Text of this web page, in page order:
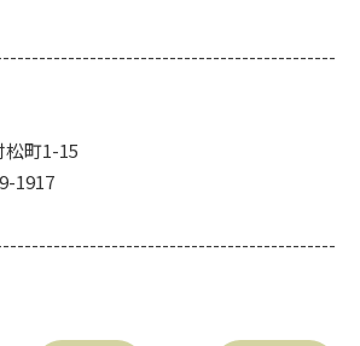
町1-15
1917